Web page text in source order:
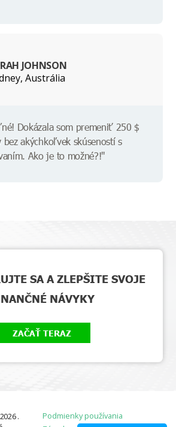
JOHNSON
Austrália
Dokázala som premeniť 250 $
bez akýchkoľvek skúseností s
Ako je to možné?!"
SA A ZLEPŠITE SVOJE
NÁVYKY
ZAČAŤ TERAZ
2026.
Podmienky používania